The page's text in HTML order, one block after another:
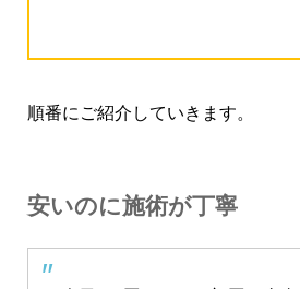
順番にご紹介していきます。
安いのに施術が丁寧